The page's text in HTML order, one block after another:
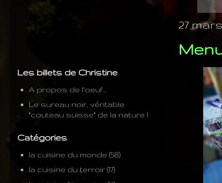
27
Les billets de Christine
A propos de l'oeuf...
Le sureau noir, véritable
"couteau suisse" de la nature !
Catégories
la cuisine du monde (58)
la cuisine du terroir (17)